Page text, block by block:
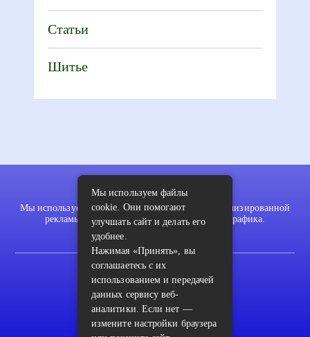
Статьи
Шитье
Мы используем файлы cookie для показа персонализированной
рекламы и/или контента и анализа нашего трафика.
2022 © pykodelki.ru
Карта сайта
Контакты
Мы используем файлы
cookie. Они помогают
улучшать сайт и делать его
удобнее.
Нажимая «Принять», вы
соглашаетесь с их
использованием и передачей
данных сервису веб-
аналитики. Если нет —
измените настройки браузера